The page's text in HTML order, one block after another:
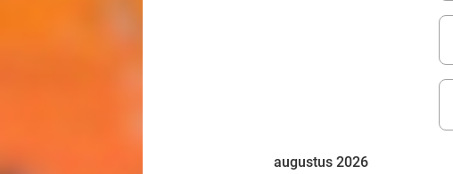
augustus 2026